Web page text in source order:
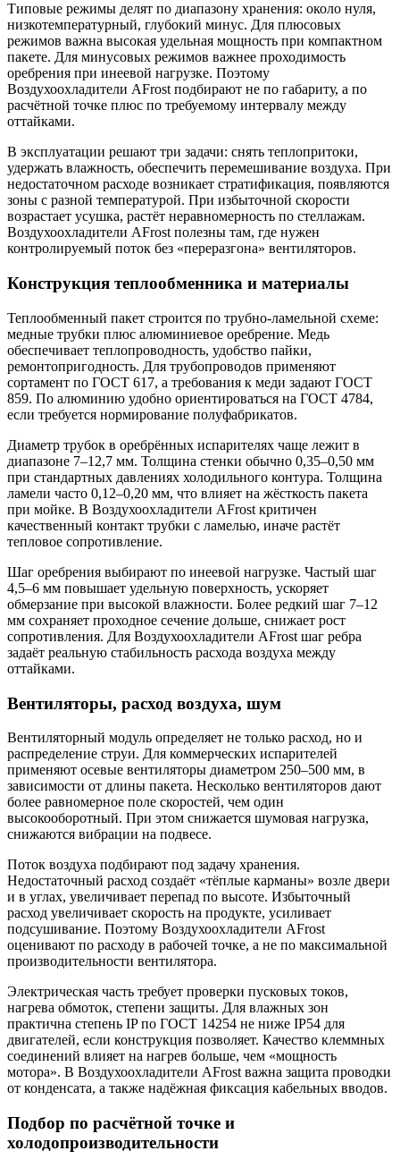
Типовые режимы делят по диапазону хранения: около нуля,
низкотемпературный, глубокий минус. Для плюсовых
режимов важна высокая удельная мощность при компактном
пакете. Для минусовых режимов важнее проходимость
оребрения при инеевой нагрузке. Поэтому
Воздухоохладители AFrost подбирают не по габариту, а по
расчётной точке плюс по требуемому интервалу между
оттайками.
В эксплуатации решают три задачи: снять теплопритоки,
удержать влажность, обеспечить перемешивание воздуха. При
недостаточном расходе возникает стратификация, появляются
зоны с разной температурой. При избыточной скорости
возрастает усушка, растёт неравномерность по стеллажам.
Воздухоохладители AFrost полезны там, где нужен
контролируемый поток без «переразгона» вентиляторов.
Конструкция теплообменника и материалы
Теплообменный пакет строится по трубно-ламельной схеме:
медные трубки плюс алюминиевое оребрение. Медь
обеспечивает теплопроводность, удобство пайки,
ремонтопригодность. Для трубопроводов применяют
сортамент по ГОСТ 617, а требования к меди задают ГОСТ
859. По алюминию удобно ориентироваться на ГОСТ 4784,
если требуется нормирование полуфабрикатов.
Диаметр трубок в оребрённых испарителях чаще лежит в
диапазоне 7–12,7 мм. Толщина стенки обычно 0,35–0,50 мм
при стандартных давлениях холодильного контура. Толщина
ламели часто 0,12–0,20 мм, что влияет на жёсткость пакета
при мойке. В Воздухоохладители AFrost критичен
качественный контакт трубки с ламелью, иначе растёт
тепловое сопротивление.
Шаг оребрения выбирают по инеевой нагрузке. Частый шаг
4,5–6 мм повышает удельную поверхность, ускоряет
обмерзание при высокой влажности. Более редкий шаг 7–12
мм сохраняет проходное сечение дольше, снижает рост
сопротивления. Для Воздухоохладители AFrost шаг ребра
задаёт реальную стабильность расхода воздуха между
оттайками.
Вентиляторы, расход воздуха, шум
Вентиляторный модуль определяет не только расход, но и
распределение струи. Для коммерческих испарителей
применяют осевые вентиляторы диаметром 250–500 мм, в
зависимости от длины пакета. Несколько вентиляторов дают
более равномерное поле скоростей, чем один
высокооборотный. При этом снижается шумовая нагрузка,
снижаются вибрации на подвесе.
Поток воздуха подбирают под задачу хранения.
Недостаточный расход создаёт «тёплые карманы» возле двери
и в углах, увеличивает перепад по высоте. Избыточный
расход увеличивает скорость на продукте, усиливает
подсушивание. Поэтому Воздухоохладители AFrost
оценивают по расходу в рабочей точке, а не по максимальной
производительности вентилятора.
Электрическая часть требует проверки пусковых токов,
нагрева обмоток, степени защиты. Для влажных зон
практична степень IP по ГОСТ 14254 не ниже IP54 для
двигателей, если конструкция позволяет. Качество клеммных
соединений влияет на нагрев больше, чем «мощность
мотора». В Воздухоохладители AFrost важна защита проводки
от конденсата, а также надёжная фиксация кабельных вводов.
Подбор по расчётной точке и
холодопроизводительности